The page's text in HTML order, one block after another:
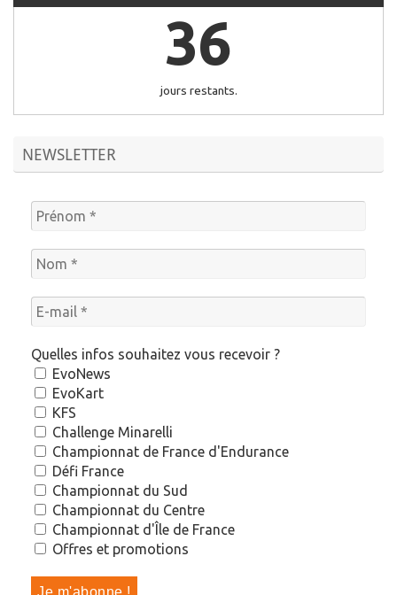
36
jours restants.
NEWSLETTER
Quelles infos souhaitez vous recevoir ?
EvoNews
EvoKart
KFS
Challenge Minarelli
Championnat de France d'Endurance
Défi France
Championnat du Sud
Championnat du Centre
Championnat d'Île de France
Offres et promotions